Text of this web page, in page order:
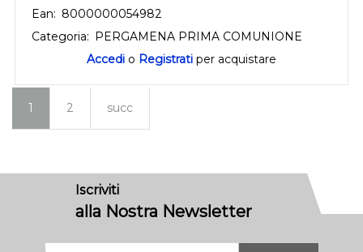
Ean: 8000000054982
Categoria: PERGAMENA PRIMA COMUNIONE
Accedi o Registrati per acquistare
1 2 succ
Iscriviti
alla Nostra Newsletter